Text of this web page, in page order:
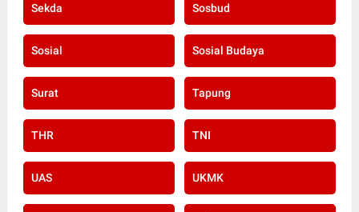
Sekda Sosbud
Sosial Sosial Budaya
Surat Tapung
THR TNI
UAS UKMK